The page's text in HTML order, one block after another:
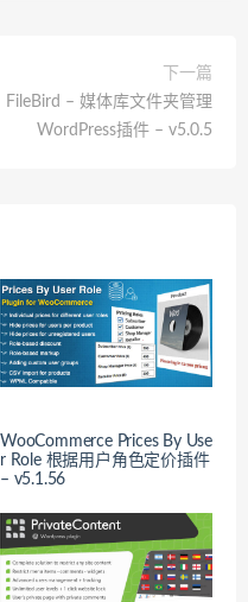
下一篇
FileBird – 媒体库文件夹管理
WordPress插件 – v5.0.5
WooCommerce Prices By Use
r Role 根据用户角色定价插件
– v5.1.56